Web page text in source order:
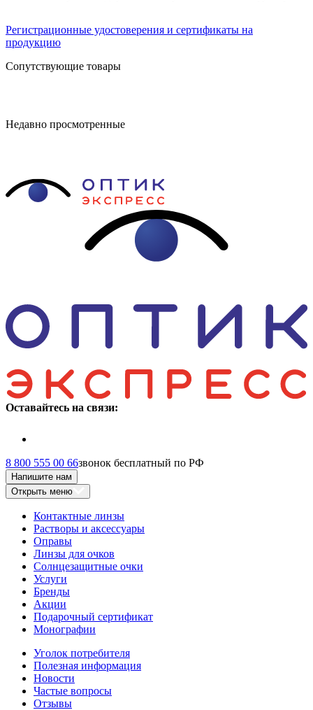
Регистрационные удостоверения и сертификаты на
продукцию
Сопутствующие товары
Недавно просмотренные
Оставайтесь на связи:
8 800 555 00 66звонок бесплатный по РФ
Напишите нам
Открыть меню
Контактные линзы
Растворы и аксессуары
Оправы
Линзы для очков
Солнцезащитные очки
Услуги
Бренды
Акции
Подарочный сертификат
Монографии
Уголок потребителя
Полезная информация
Новости
Частые вопросы
Отзывы